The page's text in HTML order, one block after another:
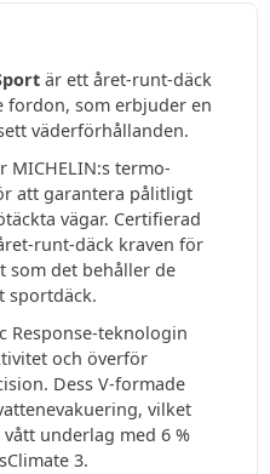
är ett året-runt-däck
fordon, som erbjuder en
väderförhållanden.
termo-
att garantera pålitligt
vägar. Certifierad
runt-däck kraven för
som det behåller de
sportdäck.
Response-teknologin
och överför
Dess V-formade
vilket
underlag med 6 %
3.